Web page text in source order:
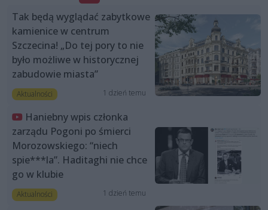
Tak będą wyglądać zabytkowe
kamienice w centrum
Szczecina! „Do tej pory to nie
było możliwe w historycznej
zabudowie miasta”
Aktualności 1 dzień temu
Haniebny wpis członka
zarządu Pogoni po śmierci
Morozowskiego: “niech
spie***la”. Haditaghi nie chce
go w klubie
Aktualności 1 dzień temu